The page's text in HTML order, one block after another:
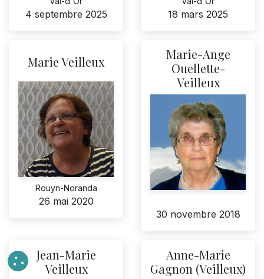
4 septembre 2025 18 mars 2025
Marie Veilleux
Rouyn-Noranda
26 mai 2020
Marie-Ange
Ouellette-
Veilleux
30 novembre 2018
Jean-Marie
Veilleux
Anne-Marie
Gagnon (Veilleux)